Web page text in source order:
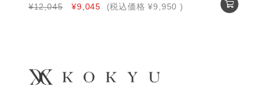
¥12,045 ¥9,045 (税込価格 ¥9,950 )